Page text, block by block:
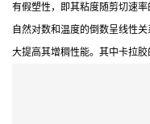
有假塑性，即其粘度随剪切速
自然对数和温度的倒数呈线性
大提高其增稠性能。其中卡拉